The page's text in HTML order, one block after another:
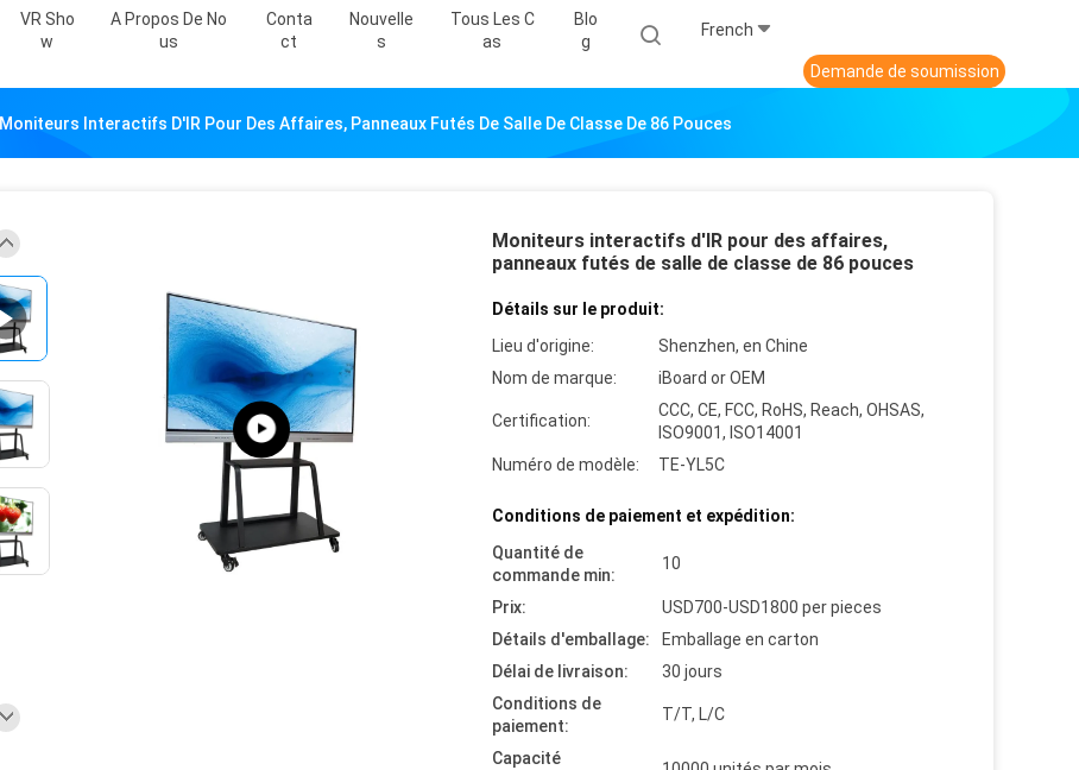
VR Sho
W
A Propos De No
Us
Conta
Ct
Nouvelle
S
Tous Les C
As
Blo
G
French
Demande de soumission
Moniteurs Interactifs D'IR Pour Des Affaires, Panneaux Futés De Salle De Classe De 86 Pouces
Moniteurs interactifs d'IR pour des affaires,
panneaux futés de salle de classe de 86 pouces
Détails sur le produit:
Lieu d'origine:
Shenzhen, en Chine
Nom de marque:
iBoard or OEM
Certification:
CCC, CE, FCC, RoHS, Reach, OHSAS,
ISO9001, ISO14001
Numéro de modèle:
TE-YL5C
Conditions de paiement et expédition:
Quantité de
commande min:
10
Prix:
USD700-USD1800 per pieces
Détails d'emballage:
Emballage en carton
Délai de livraison:
30 jours
Conditions de
paiement:
T/T, L/C
Capacité